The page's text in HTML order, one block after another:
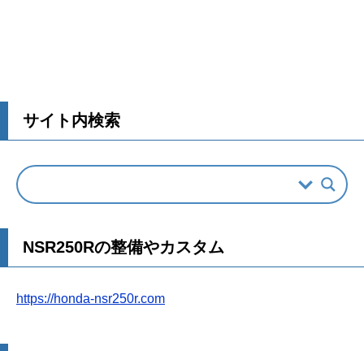
サイト内検索
NSR250Rの整備やカスタム
https://honda-nsr250r.com